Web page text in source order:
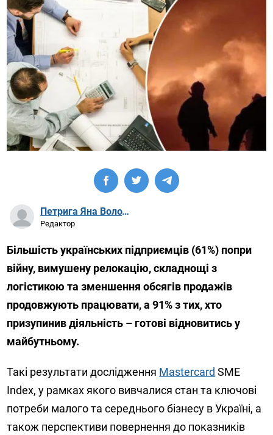
Петрига Яна Володимирівна
Редактор
Більшість українських підприємців (61%) попри
війну, вимушену релокацію, складнощі з
логістикою та зменшення обсягів продажів
продовжують працювати, а 91% з тих, хто
призупинив діяльність – готові відновитись у
майбутньому.
Такі результати дослідження Mastercard SME
Index, у рамках якого вивчалися стан та ключові
потреби малого та середнього бізнесу в Україні, а
також перспективи повернення до показників